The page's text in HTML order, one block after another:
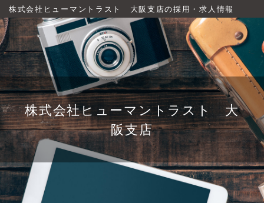
株式会社ヒューマントラスト 大阪支店の採用・求人情報
株式会社ヒューマントラスト 大
阪支店